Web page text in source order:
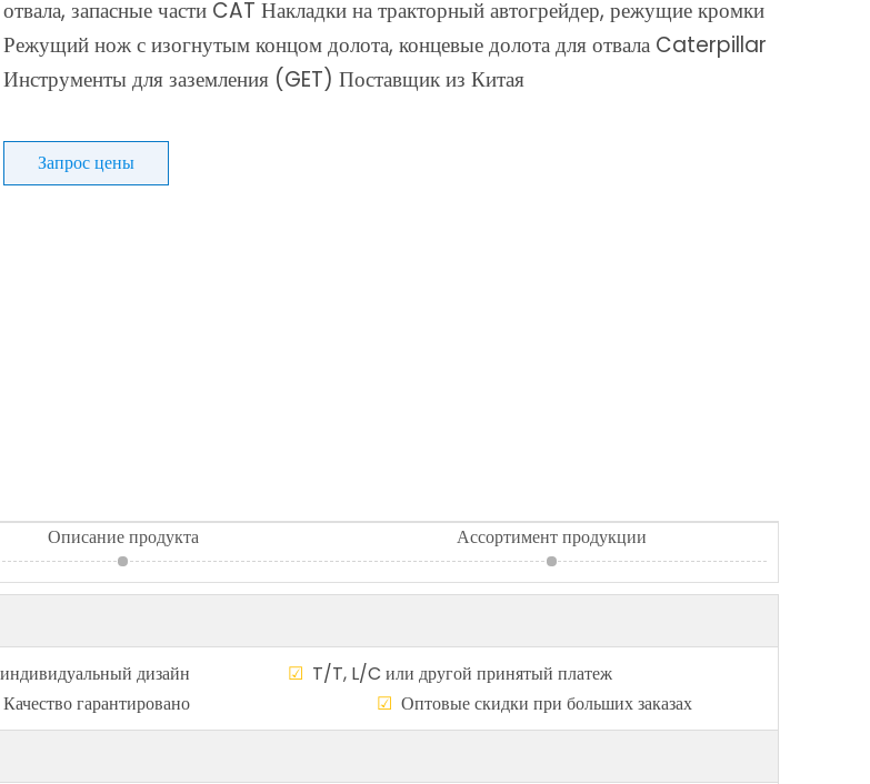
отвала, запасные части CAT Накладки на тракторный автогрейдер, режущие кромки
Режущий нож с изогнутым концом долота, концевые долота для отвала Caterpillar
Инструменты для заземления (GET) Поставщик из Китая
Запрос цены
Описание продукта Ассортимент продукции
индивидуальный дизайн ☑ T/T, L/C или другой принятый платеж
Качество гарантировано ☑ Оптовые скидки при больших заказах